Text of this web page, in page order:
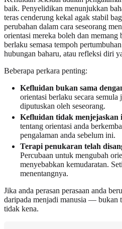
baik. Penyelidikan menunjukkan
teras cenderung kekal agak stabil
perubahan dalam cara seseorang
orientasi mereka boleh dan memang
berlaku semasa tempoh
hubungan baharu, atau refleksi diri
Beberapa perkara penting:
Kefluidan bukan sama
orientasi berlaku secara
diputuskan oleh seseorang.
Kefluidan tidak menjejaskan
tentang orientasi anda
pengalaman anda sebelum ini.
Terapi penukaran telah
Percubaan untuk mengubah
menyebabkan kemudaratan.
menentangnya.
Jika anda perasan perasaan anda
daripada menjadi manusia — bukan
tidak kena.